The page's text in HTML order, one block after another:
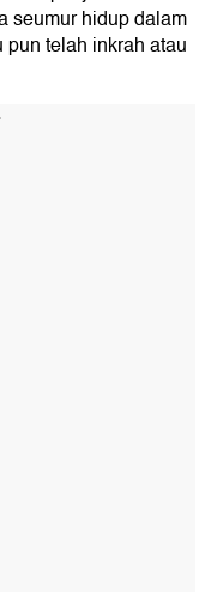
seumur hidup dalam
telah inkrah atau